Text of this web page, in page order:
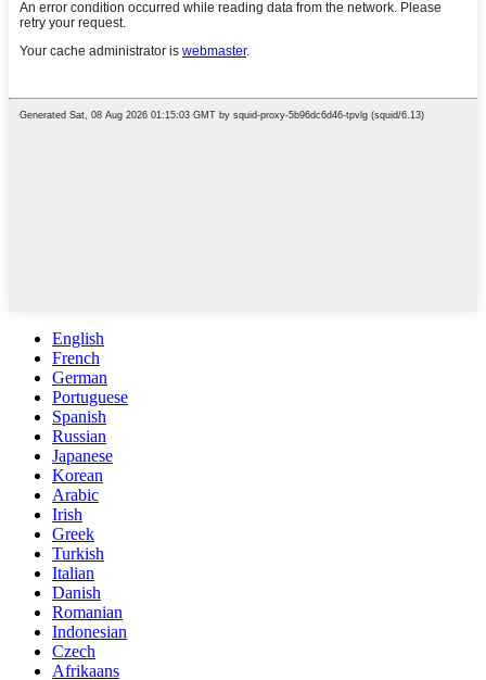
English
French
German
Portuguese
Spanish
Russian
Japanese
Korean
Arabic
Irish
Greek
Turkish
Italian
Danish
Romanian
Indonesian
Czech
Afrikaans